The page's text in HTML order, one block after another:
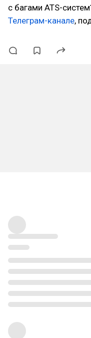
с багами ATS-
Телеграм-канале,